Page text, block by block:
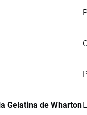
Gelatina de Wharton